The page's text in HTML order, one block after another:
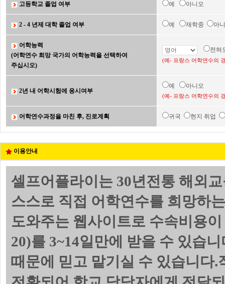
고등학교 졸업 여부 예 아니오
2 - 4 년제 대학 졸업 여부 예 재학중 아
어학능력
(어학연수 희망 국가의 어학능력을 선택하여
주십시오)
전
(예- 프랑스 어학연수의
2년 내 어학시험에 응시여부
예 아니오
(예- 프랑스 어학연수의
어학연수과정을 마친 후, 진로계획 귀국 현지 취업
이용안내
셀프어플라이는 30년전통 해외
스스로 직접 어학연수를 희망하
도와주는 웹사이트로 수속비용
20)를 3~14일만에 받을 수 있습
때문에 믿고 맡기실 수 있습니다.